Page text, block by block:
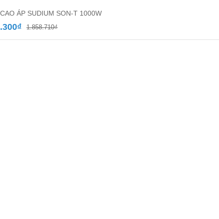
ÁP SUDIUM SON-T 1000W
1.858.710₫Giá
₫
Giá